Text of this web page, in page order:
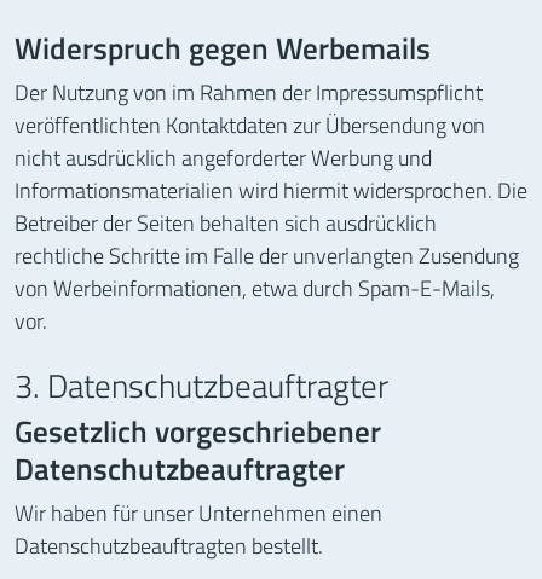
Widerspruch gegen Werbemails
Der Nutzung von im Rahmen der Impressumspflicht
veröffentlichten Kontaktdaten zur Übersendung von
nicht ausdrücklich angeforderter Werbung und
Informationsmaterialien wird hiermit widersprochen. Die
Betreiber der Seiten behalten sich ausdrücklich
rechtliche Schritte im Falle der unverlangten Zusendung
von Werbeinformationen, etwa durch Spam-E-Mails,
vor.
3. Datenschutzbeauftragter
Gesetzlich vorgeschriebener
Datenschutzbeauftragter
Wir haben für unser Unternehmen einen
Datenschutzbeauftragten bestellt.